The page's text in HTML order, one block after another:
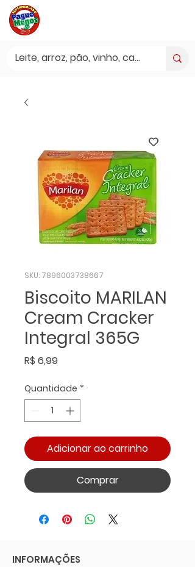
SKU: 7896003738667
Biscoito MARILAN
Cream Cracker
Integral 365G
R$ 6,99Preço
Quantidade *
Adicionar ao carrinho
Comprar
INFORMAÇÕES